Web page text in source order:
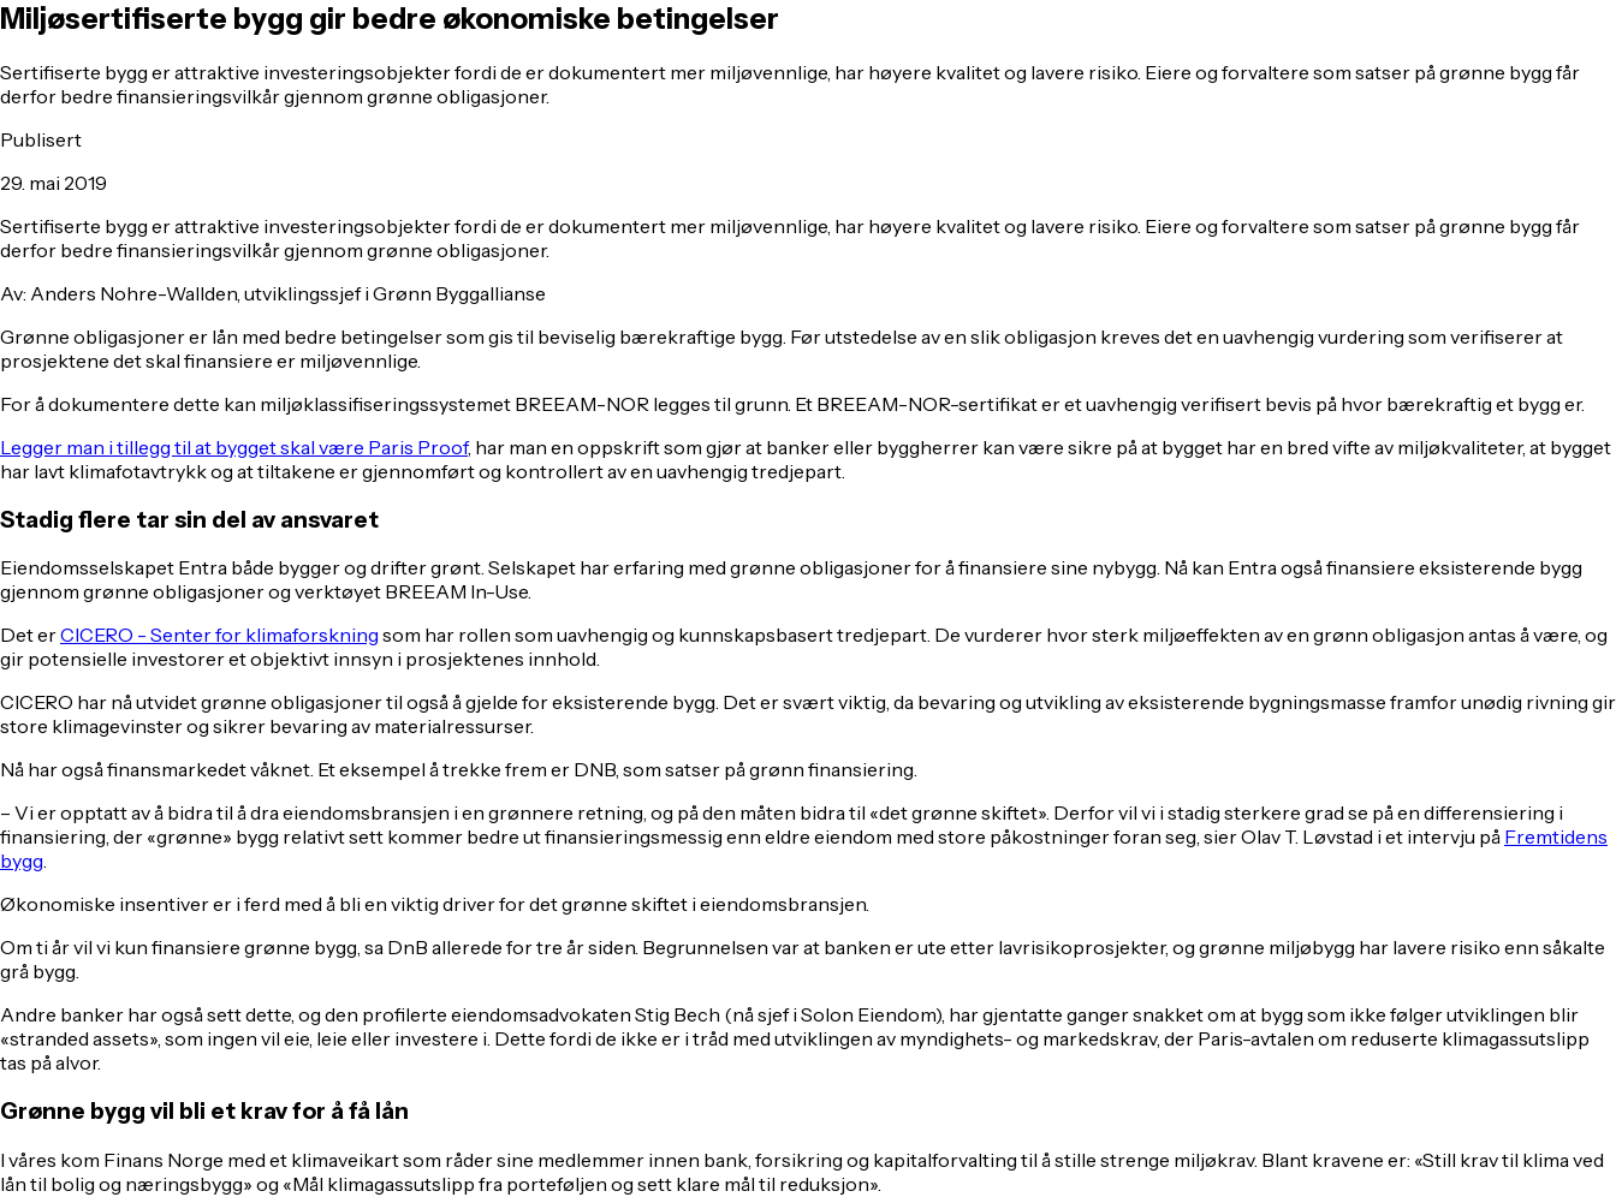
Miljøsertifiserte bygg gir bedre økonomiske betingelser
Sertifiserte bygg er attraktive investeringsobjekter fordi de er dokumentert mer miljøvennlige, har høyere kvalitet og lavere risiko. Eiere og forvaltere som satser på grønne bygg får
derfor bedre finansieringsvilkår gjennom grønne obligasjoner.
Publisert
29. mai 2019
Sertifiserte bygg er attraktive investeringsobjekter fordi de er dokumentert mer miljøvennlige, har høyere kvalitet og lavere risiko. Eiere og forvaltere som satser på grønne bygg får
derfor bedre finansieringsvilkår gjennom grønne obligasjoner.
Av: Anders Nohre-Wallden, utviklingssjef i Grønn Byggallianse
Grønne obligasjoner er lån med bedre betingelser som gis til beviselig bærekraftige bygg. Før utstedelse av en slik obligasjon kreves det en uavhengig vurdering som verifiserer at
prosjektene det skal finansiere er miljøvennlige.
For å dokumentere dette kan miljøklassifiseringssystemet BREEAM-NOR legges til grunn. Et BREEAM-NOR-sertifikat er et uavhengig verifisert bevis på hvor bærekraftig et bygg er.
Legger man i tillegg til at bygget skal være Paris Proof, har man en oppskrift som gjør at banker eller byggherrer kan være sikre på at bygget har en bred vifte av miljøkvaliteter, at bygget
har lavt klimafotavtrykk og at tiltakene er gjennomført og kontrollert av en uavhengig tredjepart.
Stadig flere tar sin del av ansvaret
Eiendomsselskapet Entra både bygger og drifter grønt. Selskapet har erfaring med grønne obligasjoner for å finansiere sine nybygg. Nå kan Entra også finansiere eksisterende bygg
gjennom grønne obligasjoner og verktøyet BREEAM In-Use.
Det erCICERO - Senter for klimaforskning som har rollen som uavhengig og kunnskapsbasert tredjepart. De vurderer hvor sterk miljøeffekten av en grønn obligasjon antas å være, og
gir potensielle investorer et objektivt innsyn i prosjektenes innhold.
CICERO har nå utvidet grønne obligasjoner til også å gjelde for eksisterende bygg. Det er svært viktig, da bevaring og utvikling av eksisterende bygningsmasse framfor unødig rivning gir
store klimagevinster og sikrer bevaring av materialressurser.
Nå har også finansmarkedet våknet. Et eksempel å trekke frem er DNB, som satser på grønn finansiering.
– Vi er opptatt av å bidra til å dra eiendomsbransjen i en grønnere retning, og på den måten bidra til «det grønne skiftet». Derfor vil vi i stadig sterkere grad se på en differensiering i
finansiering, der «grønne» bygg relativt sett kommer bedre ut finansieringsmessig enn eldre eiendom med store påkostninger foran seg, sier Olav T. Løvstad i et intervju på Fremtidens
bygg.
Økonomiske insentiver er i ferd med å bli en viktig driver for det grønne skiftet i eiendomsbransjen.
Om ti år vil vi kun finansiere grønne bygg, sa DnB allerede for tre år siden. Begrunnelsen var at banken er ute etter lavrisikoprosjekter, og grønne miljøbygg har lavere risiko enn såkalte
grå bygg.
Andre banker har også sett dette, og den profilerte eiendomsadvokaten Stig Bech (nå sjef i Solon Eiendom), har gjentatte ganger snakket om at bygg som ikke følger utviklingen blir
«stranded assets», som ingen vil eie, leie eller investere i. Dette fordi de ikke er i tråd med utviklingen av myndighets- og markedskrav, der Paris-avtalen om reduserte klimagassutslipp
tas på alvor.
Grønne bygg vil bli et krav for å få lån
I våres kom Finans Norge med et klimaveikart som råder sine medlemmer innen bank, forsikring og kapitalforvalting til å stille strenge miljøkrav. Blant kravene er: «Still krav til klima ved
lån til bolig og næringsbygg» og «Mål klimagassutslipp fra porteføljen og sett klare mål til reduksjon».